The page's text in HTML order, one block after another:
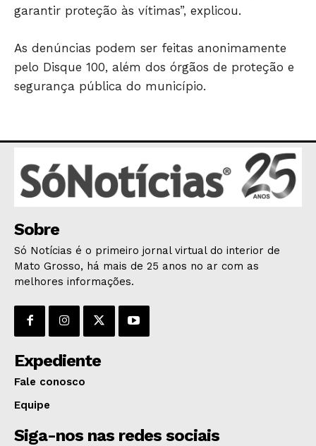
garantir proteção às vítimas”, explicou.
As denúncias podem ser feitas anonimamente
pelo Disque 100, além dos órgãos de proteção e
segurança pública do município.
Sobre
Só Notícias é o primeiro jornal virtual do interior de
Mato Grosso, há mais de 25 anos no ar com as
melhores informações.
Expediente
Fale conosco
Equipe
Siga-nos nas redes sociais